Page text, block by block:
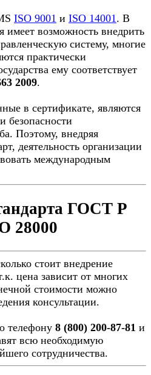
ISO 9001 и ISO 14001. В
имеет возможность внедрить
систему, многие
практически
ему соответствует
2009.
в сертификате, являются
безопасности
Поэтому, внедряя
деятельность организации
международным
ГОСТ Р
28000
стоит внедрение
цена зависит от многих
стоимости можно
консультации.
телефону 8 (800) 200-87-81 и
всю необходимую
сотрудничества.